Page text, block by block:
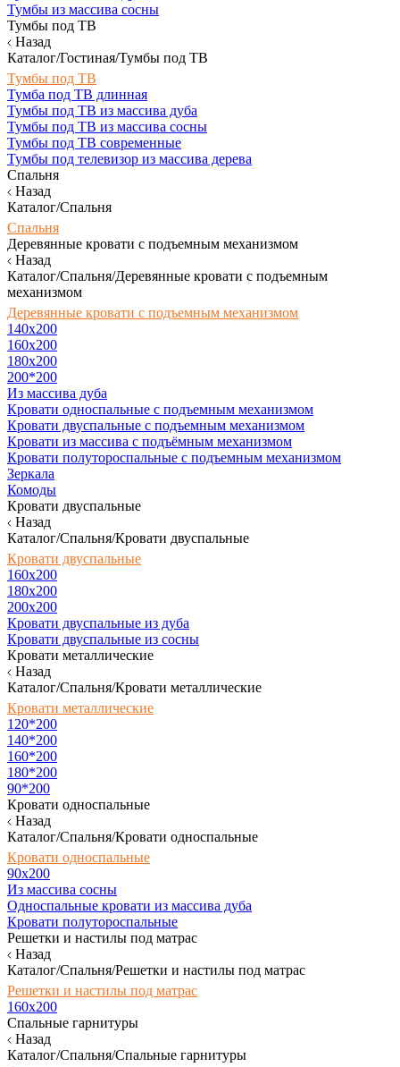
Тумбы из массива сосны
Тумбы под ТВ
Назад
Каталог/Гостиная/Тумбы под ТВ
Тумбы под ТВ
Тумба под ТВ длинная
Тумбы под ТВ из массива дуба
Тумбы под ТВ из массива сосны
Тумбы под ТВ современные
Тумбы под телевизор из массива дерева
Спальня
Назад
Каталог/Спальня
Спальня
Деревянные кровати с подъемным механизмом
Назад
Каталог/Спальня/Деревянные кровати с подъемным
механизмом
Деревянные кровати с подъемным механизмом
140x200
160х200
180х200
200*200
Из массива дуба
Кровати односпальные с подъемным механизмом
Кровати двуспальные с подъемным механизмом
Кровати из массива с подъёмным механизмом
Кровати полутороспальные с подъемным механизмом
Зеркала
Комоды
Кровати двуспальные
Назад
Каталог/Спальня/Кровати двуспальные
Кровати двуспальные
160х200
180x200
200x200
Кровати двуспальные из дуба
Кровати двуспальные из сосны
Кровати металлические
Назад
Каталог/Спальня/Кровати металлические
Кровати металлические
120*200
140*200
160*200
180*200
90*200
Кровати односпальные
Назад
Каталог/Спальня/Кровати односпальные
Кровати односпальные
90х200
Из массива сосны
Односпальные кровати из массива дуба
Кровати полутороспальные
Решетки и настилы под матрас
Назад
Каталог/Спальня/Решетки и настилы под матрас
Решетки и настилы под матрас
160х200
Спальные гарнитуры
Назад
Каталог/Спальня/Спальные гарнитуры